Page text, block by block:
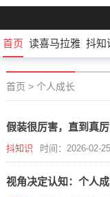
首页 读喜马拉雅 抖知
首页 > 个人成长
假装很厉害，直到真
抖知识 时间：2026-02-25
视角决定认知：个人